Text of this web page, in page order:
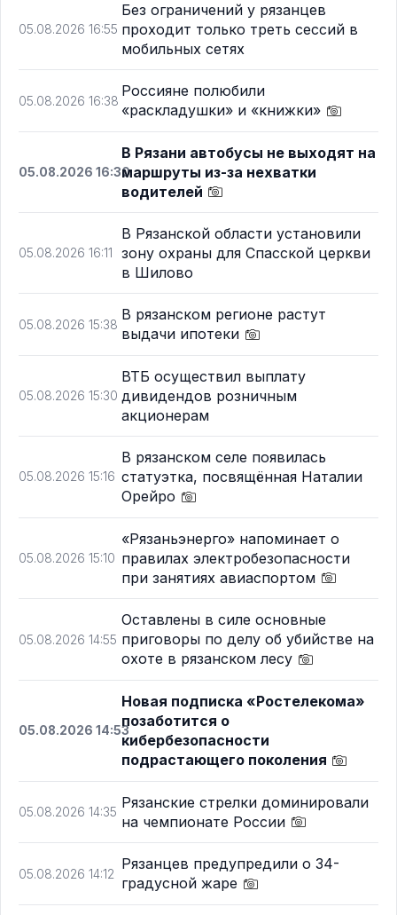
05.08.2026 16:55
Без ограничений у рязанцев
проходит только треть сессий в
мобильных сетях
05.08.2026 16:38
Россияне полюбили
«раскладушки» и «книжки»
05.08.2026 16:30
В Рязани автобусы не выходят на
маршруты из-за нехватки
водителей
05.08.2026 16:11
В Рязанской области установили
зону охраны для Спасской церкви
в Шилово
05.08.2026 15:38
В рязанском регионе растут
выдачи ипотеки
05.08.2026 15:30
ВТБ осуществил выплату
дивидендов розничным
акционерам
05.08.2026 15:16
В рязанском селе появилась
статуэтка, посвящённая Наталии
Орейро
05.08.2026 15:10
«Рязаньэнерго» напоминает о
правилах электробезопасности
при занятиях авиаспортом
05.08.2026 14:55
Оставлены в силе основные
приговоры по делу об убийстве на
охоте в рязанском лесу
05.08.2026 14:53
Новая подписка «Ростелекома»
позаботится о
кибербезопасности
подрастающего поколения
05.08.2026 14:35
Рязанские стрелки доминировали
на чемпионате России
05.08.2026 14:12
Рязанцев предупредили о 34-
градусной жаре